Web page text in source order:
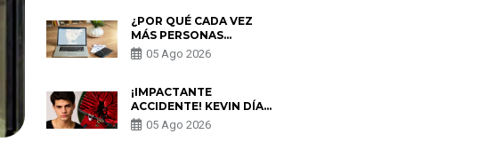
¿POR QUÉ CADA VEZ
MÁS PERSONAS
UTILIZAN UNA VPN
PARA PROTEGER SU
05 Ago 2026
¡IMPACTANTE
ACCIDENTE! KEVIN DÍAZ
CAE DESDE OCHO
METROS EN “ESTO ES
05 Ago 2026